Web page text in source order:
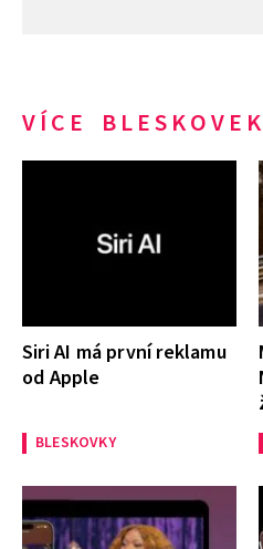
VÍCE BLESKOVEK
Siri AI má první reklamu
od Apple
BLESKOVKY